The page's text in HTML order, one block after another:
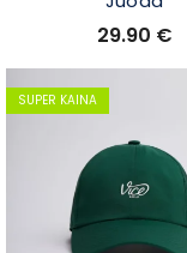
29.90 €
SUPER KAINA